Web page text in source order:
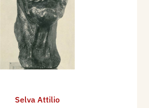
Selva Attilio